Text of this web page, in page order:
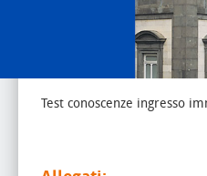
Test conoscenze ingresso